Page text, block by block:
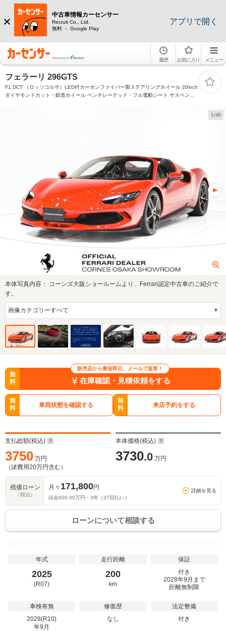
中古車情報カーセンサー
Recruit Co., Ltd.
無料 － Google Play
アプリで開く
履歴 お気に入り メニュー
フェラーリ 296GTS
F1 DCT （ロッソコルサ）LED付カーボンファイバー製ステアリングホイール 20inch
ダイヤモンドカット・鍛造ホイール ベンチレーテッド・フル電動シート サスペンシ
1/49
本体写真内容： コーンズ大阪ショールームより、Ferrari認定中古車のご紹介で
す。
販売店から最短即日、メールで返答！
無
料
在庫確認・見積依頼をする
無
料
車両状態を確認する
無
料
来店予約をする
支払総額(税込)
3750 万円
（諸費用20万円含む）
本体価格(税込)
3730.0 万円
残価ローン
（税込）
月々 171,800円
頭金600.00万円・ 3年（37 回払い）
詳細を見る
ローンについて相談する
年式
2025
(R07)
走行距離
200
km
保証
付き
2028年9月まで
距離無制限
車検有無
2028(R10)
年9 月
修復歴
なし
法定整備
付き